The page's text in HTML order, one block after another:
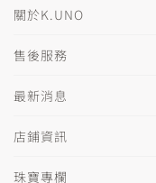
關於K.UNO
售後服務
最新消息
店鋪資訊
珠寶專欄